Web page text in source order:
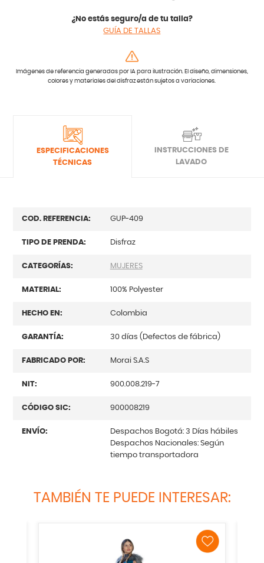
¿No estás seguro/a de tu talla?
GUÍA DE TALLAS
Imágenes de referencia generadas por IA para ilustración. El diseño, dimensiones,
colores y materiales del disfraz están sujetos a variaciones.
ESPECIFICACIONES
TÉCNICAS
INSTRUCCIONES DE
LAVADO
COD. REFERENCIA: GUP-409
TIPO DE PRENDA: Disfraz
CATEGORÍAS: MUJERES
MATERIAL: 100% Polyester
HECHO EN: Colombia
GARANTÍA: 30 días (Defectos de fábrica)
FABRICADO POR: Morai S.A.S
NIT: 900.008.219-7
CÓDIGO SIC: 900008219
ENVÍO:
Despachos Bogotá: 3 Días hábiles
Despachos Nacionales: Según
tiempo transportadora
TAMBIÉN TE PUEDE INTERESAR: